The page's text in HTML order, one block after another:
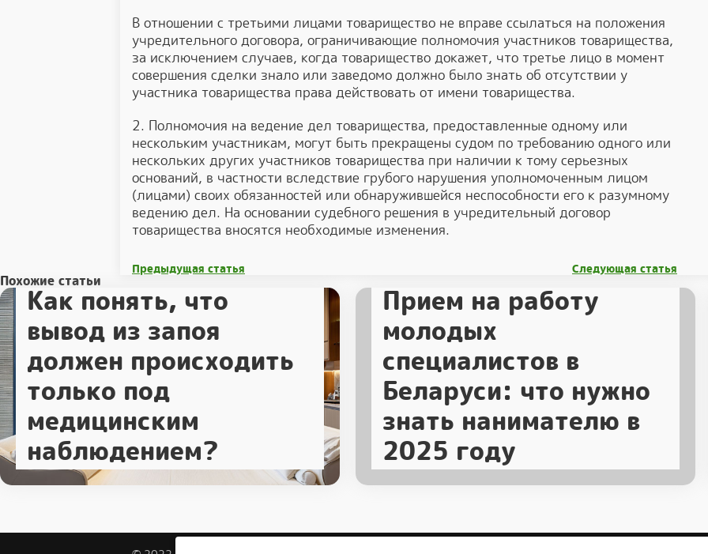
В отношении с третьими лицами товарищество не вправе ссылаться на положения
учредительного договора, ограничивающие полномочия участников товарищества,
за исключением случаев, когда товарищество докажет, что третье лицо в момент
совершения сделки знало или заведомо должно было знать об отсутствии у
участника товарищества права действовать от имени товарищества.
2. Полномочия на ведение дел товарищества, предоставленные одному или
нескольким участникам, могут быть прекращены судом по требованию одного или
нескольких других участников товарищества при наличии к тому серьезных
оснований, в частности вследствие грубого нарушения уполномоченным лицом
(лицами) своих обязанностей или обнаружившейся неспособности его к разумному
ведению дел. На основании судебного решения в учредительный договор
товарищества вносятся необходимые изменения.
Предыдущая статья Следующая статья
Похожие статьи
Как понять, что
вывод из запоя
должен происходить
только под
медицинским
наблюдением?
Прием на работу
молодых
специалистов в
Беларуси: что нужно
знать нанимателю в
2025 году